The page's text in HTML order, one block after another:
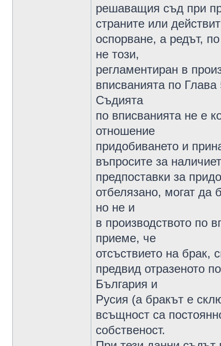
решаващия съд при
страните или
оспорване, а редът,
не този,
регламентиран в
вписванията по
Съдията
по вписванията не е
отношение
придобиването и
въпросите за
предпоставки за
отбелязано, могат да
но не и
в производството по
приеме, че
отсъствието на брак,
предвид отразеното
България и
Русия (а бракът е
всъщност са
собственост.